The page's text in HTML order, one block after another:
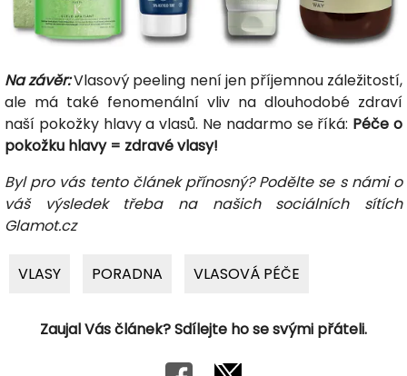
Na závěr:Vlasový peeling není jen příjemnou záležitostí,
ale má také fenomenální vliv na dlouhodobé zdraví
naší pokožky hlavy a vlasů. Ne nadarmo se říká: Péče o
pokožku hlavy = zdravé vlasy!
Byl pro vás tento článek přínosný? Podělte se s námi o
váš výsledek třeba na našich sociálních sítích
Glamot.cz
VLASY PORADNA VLASOVÁ PÉČE
Zaujal Vás článek? Sdílejte ho se svými přáteli.